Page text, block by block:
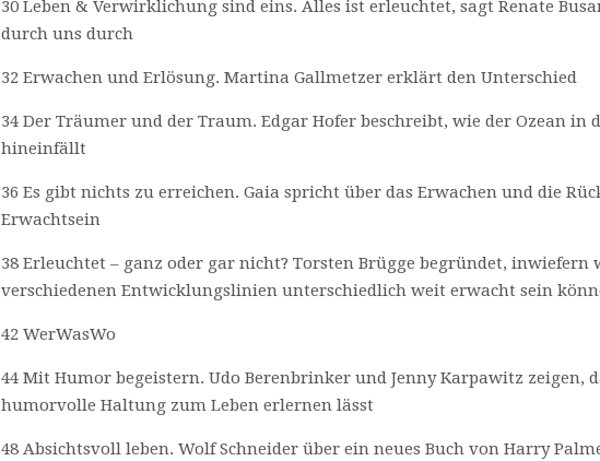
30 Leben & Verwirklichung sind eins. Alles ist erleuchtet, sagt Renate
durch uns durch
32 Erwachen und Erlösung. Martina Gallmetzer erklärt den Unterschied
34 Der Träumer und der Traum. Edgar Hofer beschreibt, wie der Ozean in
hineinfällt
36 Es gibt nichts zu erreichen. Gaia spricht über das Erwachen und die
Erwachtsein
38 Erleuchtet – ganz oder gar nicht? Torsten Brügge begründet, inwiefern
verschiedenen Entwicklungslinien unterschiedlich weit erwacht sein
42 WerWasWo
44 Mit Humor begeistern. Udo Berenbrinker und Jenny Karpawitz zeigen,
humorvolle Haltung zum Leben erlernen lässt
48 Absichtsvoll leben. Wolf Schneider über ein neues Buch von Harry